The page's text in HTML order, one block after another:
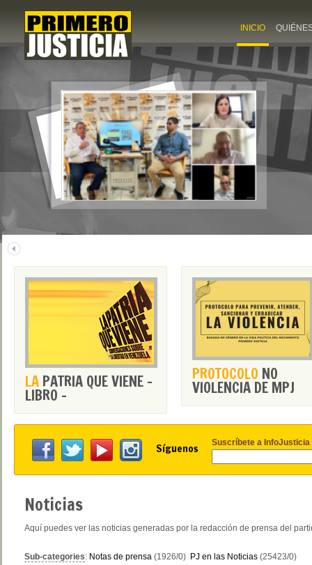
INICIO
LA PATRIA QUE VIENE -
LIBRO -
PROTOCOLO NO
VIOLENCIA DE MPJ
Síguenos Suscríbete a InfoJusticia
Noticias
Aquí puedes ver las noticias generadas por la redacción de prensa del
Sub-categories: Notas de prensa (1926/0) PJ en las Noticias (25423/0)